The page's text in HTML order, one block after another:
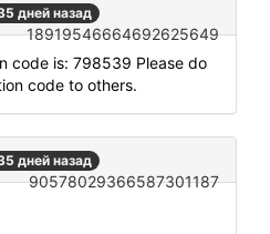
дней назад
18919546664692625649
code is: 798539 Please do
code to others.
дней назад
90578029366587301187